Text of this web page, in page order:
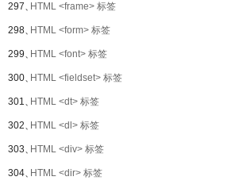
297、HTML <frame> 标签
298、HTML <form> 标签
299、HTML <font> 标签
300、HTML <fieldset> 标签
301、HTML <dt> 标签
302、HTML <dl> 标签
303、HTML <div> 标签
304、HTML <dir> 标签